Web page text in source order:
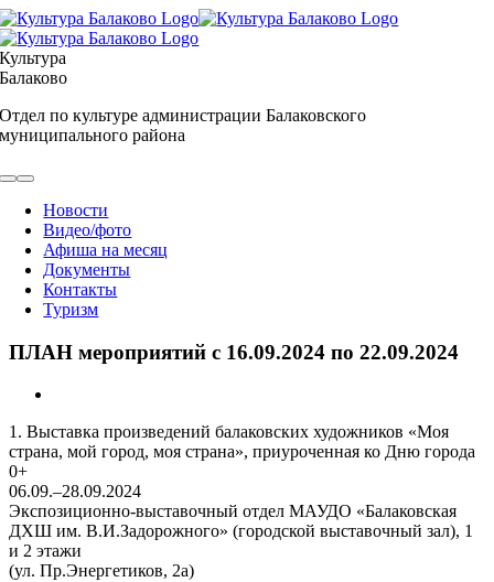
Skip
to
content
Культура
Балаково
Отдел по культуре администрации Балаковского
муниципального района
Toggle
NavigationНовости
Видео/фото
Афиша на месяц
Документы
Контакты
Туризм
ПЛАН мероприятий с 16.09.2024 по 22.09.2024
Image
1. Выставка произведений балаковских художников «Моя
страна, мой город, моя страна», приуроченная ко Дню города
0+
06.09.–28.09.2024
Экспозиционно-выставочный отдел МАУДО «Балаковская
ДХШ им. В.И.Задорожного» (городской выставочный зал), 1
и 2 этажи
(ул. Пр.Энергетиков, 2а)